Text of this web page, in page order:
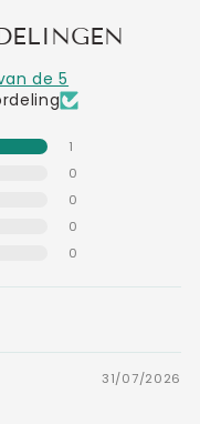
de 5
1
0
0
0
0
31/07/2026